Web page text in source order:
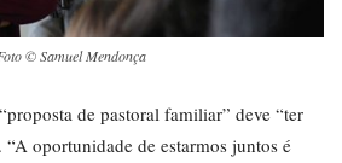
© Samuel Mendonça
de pastoral familiar” deve “ter
oportunidade de estarmos juntos é